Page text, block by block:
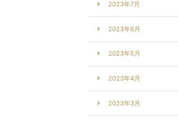
2023年7月
2023年6月
2023年5月
2023年4月
2023年3月